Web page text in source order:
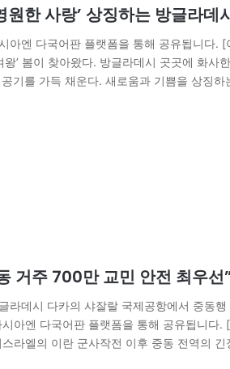
원한 사랑’ 상징하는 방글라데
아엔 다국어판 플랫폼을 통해 공유됩니다.
왕’ 봄이 찾아왔다. 방글라데시 곳곳에 화사
기를 가득 채운다. 새로움과 기쁨을 상징
거주 700만 교민 안전 최우선
라데시 다카의 샤잘랄 국제공항에서 중동
아엔 다국어판 플랫폼을 통해 공유됩니다.
라엘의 이란 군사작전 이후 중동 전역의